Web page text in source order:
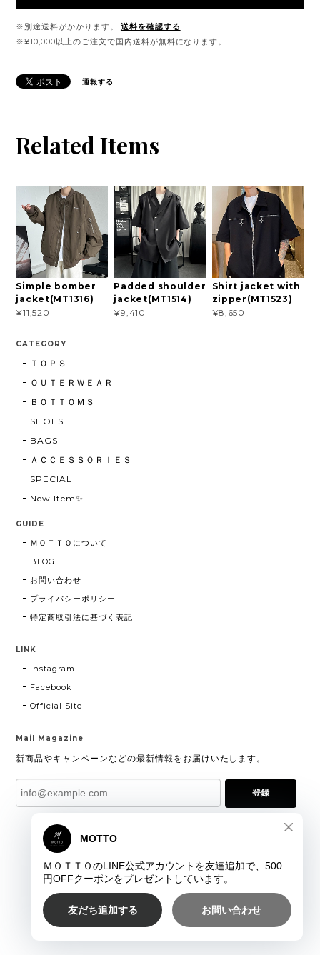
※別途送料がかかります。
送料を確認する
※¥10,000以上のご注文で国内送料が無料になります。
通報する
Related Items
Simple bomber
jacket(MT1316)
¥11,520
Padded shoulder
jacket(MT1514)
¥9,410
Shirt jacket with
zipper(MT1523)
¥8,650
CATEGORY
ＴＯＰＳ
ＯＵＴＥＲＷＥＡＲ
ＢＯＴＴＯＭＳ
SHOES
BAGS
ＡＣＣＥＳＳＯＲＩＥＳ
SPECIAL
New Item✨
GUIDE
ＭＯＴＴＯについて
BLOG
お問い合わせ
プライバシーポリシー
特定商取引法に基づく表記
LINK
Instagram
Facebook
Official Site
Mail Magazine
新商品やキャンペーンなどの最新情報をお届けいたします。
登録